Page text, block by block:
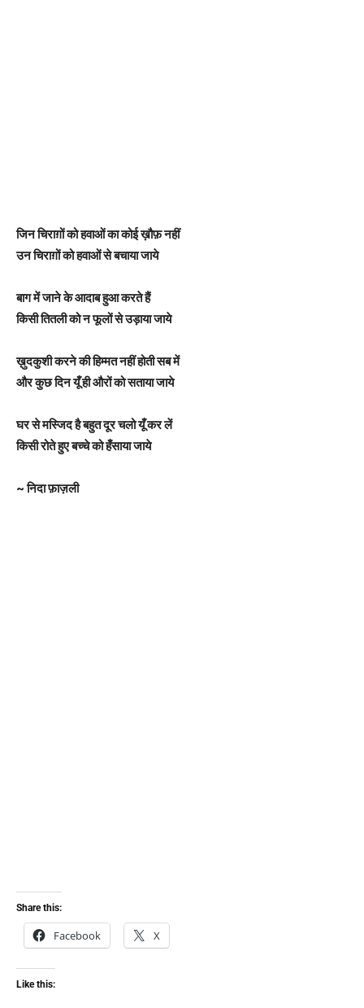
जिन चिराग़ों को हवाओं का कोई ख़ौफ़ नहीं
उन चिराग़ों को हवाओं से बचाया जाये
बाग में जाने के आदाब हुआ करते हैं
किसी तितली को न फूलों से उड़ाया जाये
ख़ुदकुशी करने की हिम्मत नहीं होती सब में
और कुछ दिन यूँ ही औरों को सताया जाये
घर से मस्जिद है बहुत दूर चलो यूँ कर लें
किसी रोते हुए बच्चे को हँसाया जाये
~ निदा फ़ाज़ली
Share this:
Facebook X
Like this: